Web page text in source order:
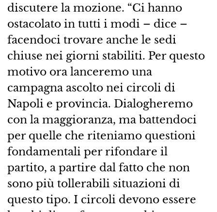
discutere la mozione. “Ci hanno
ostacolato in tutti i modi – dice –
facendoci trovare anche le sedi
chiuse nei giorni stabiliti. Per questo
motivo ora lanceremo una
campagna ascolto nei circoli di
Napoli e provincia. Dialogheremo
con la maggioranza, ma battendoci
per quelle che riteniamo questioni
fondamentali per rifondare il
partito, a partire dal fatto che non
sono più tollerabili situazioni di
questo tipo. I circoli devono essere